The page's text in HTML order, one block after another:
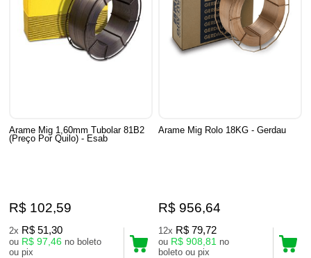
Arame Mig 1,60mm Tubolar 81B2
(Preço Por Quilo) - Esab
R$ 102,59
2x R$ 51,30
ou R$ 97,46 no boleto
ou pix
Arame Mig Rolo 18KG - Gerdau
R$ 956,64
12x R$ 79,72
ou R$ 908,81 no
boleto ou pix